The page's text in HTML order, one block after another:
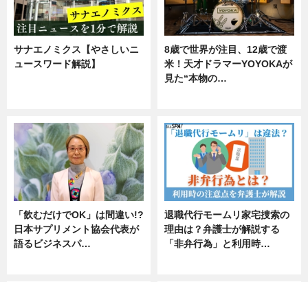
サナエノミクス【やさしいニ
ュースワード解説】
8歳で世界が注目、12歳で渡
米！天才ドラマーYOYOKAが
見た“本物の…
「飲むだけでOK」は間違い!?
日本サプリメント協会代表が
語るビジネスパ…
退職代行モームリ家宅捜索の
理由は？弁護士が解説する
「非弁行為」と利用時…